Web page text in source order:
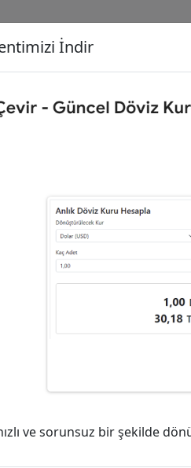
Dolar (USD)
Euro (EUR)?
Euro (EUR)
İndir
ve sorunsuz bir şekilde